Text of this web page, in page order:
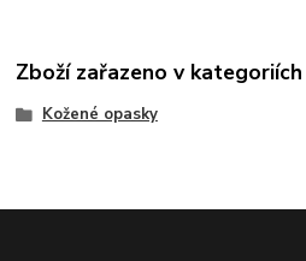
Zboží zařazeno v kategoriích
Kožené opasky